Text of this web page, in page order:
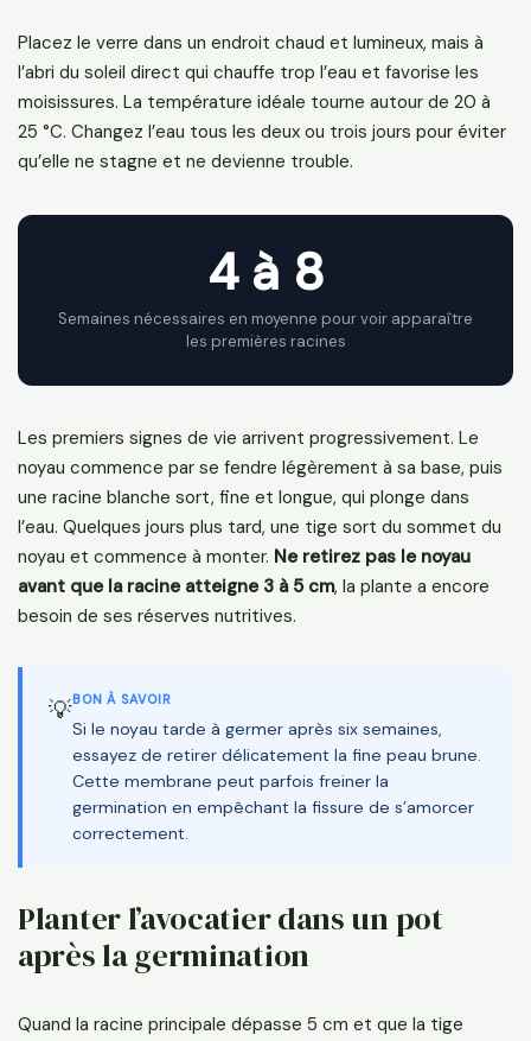
Placez le verre dans un endroit chaud et lumineux, mais à
l’abri du soleil direct qui chauffe trop l’eau et favorise les
moisissures. La température idéale tourne autour de 20 à
25 °C. Changez l’eau tous les deux ou trois jours pour éviter
qu’elle ne stagne et ne devienne trouble.
4 à 8
Semaines nécessaires en moyenne pour voir apparaître
les premières racines
Les premiers signes de vie arrivent progressivement. Le
noyau commence par se fendre légèrement à sa base, puis
une racine blanche sort, fine et longue, qui plonge dans
l’eau. Quelques jours plus tard, une tige sort du sommet du
noyau et commence à monter. Ne retirez pas le noyau
avant que la racine atteigne 3 à 5 cm, la plante a encore
besoin de ses réserves nutritives.
💡BON À SAVOIR
Si le noyau tarde à germer après six semaines,
essayez de retirer délicatement la fine peau brune.
Cette membrane peut parfois freiner la
germination en empêchant la fissure de s’amorcer
correctement.
Planter l’avocatier dans un pot
après la germination
Quand la racine principale dépasse 5 cm et que la tige